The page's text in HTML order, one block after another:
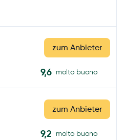
zum Anbieter
9,6 molto buono
zum Anbieter
9,2 molto buono